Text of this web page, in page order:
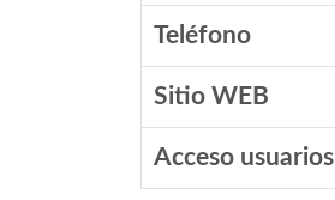
Teléfono
Sitio WEB
Acceso usuarios